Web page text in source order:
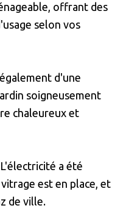
offrant des
selon vos
d'une
soigneusement
chaleureux et
a été
est en place, et
de ville.